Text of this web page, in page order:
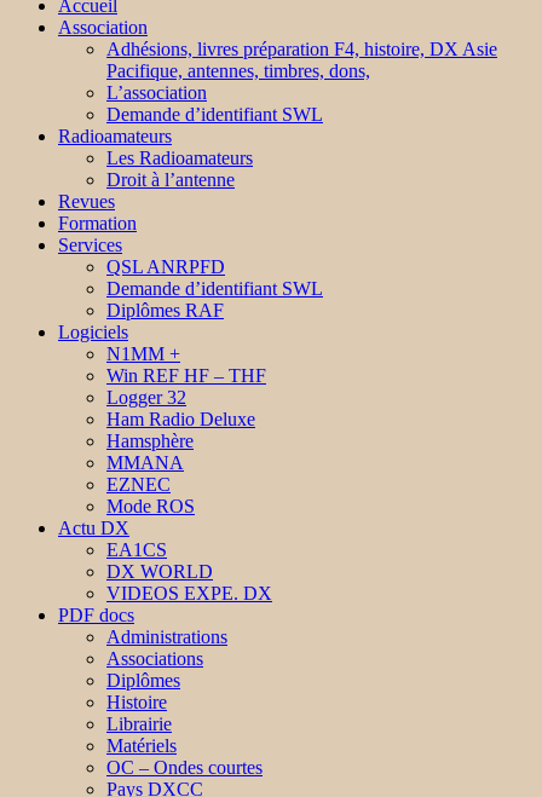
Accueil
Association
Adhésions, livres préparation F4, histoire, DX Asie
Pacifique, antennes, timbres, dons,
L’association
Demande d’identifiant SWL
Radioamateurs
Les Radioamateurs
Droit à l’antenne
Revues
Formation
Services
QSL ANRPFD
Demande d’identifiant SWL
Diplômes RAF
Logiciels
N1MM +
Win REF HF – THF
Logger 32
Ham Radio Deluxe
Hamsphère
MMANA
EZNEC
Mode ROS
Actu DX
EA1CS
DX WORLD
VIDEOS EXPE. DX
PDF docs
Administrations
Associations
Diplômes
Histoire
Librairie
Matériels
OC – Ondes courtes
Pays DXCC